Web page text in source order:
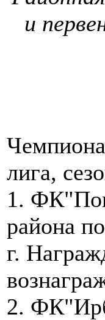
и
лига,
1.
района
г.
2.